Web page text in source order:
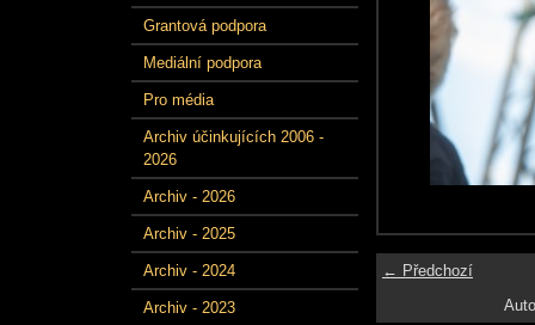
Grantová podpora
Mediální podpora
Pro média
Archiv účinkujících 2006 -
2026
Archiv - 2026
Archiv - 2025
Archiv - 2024
Archiv - 2023
← Předchozí